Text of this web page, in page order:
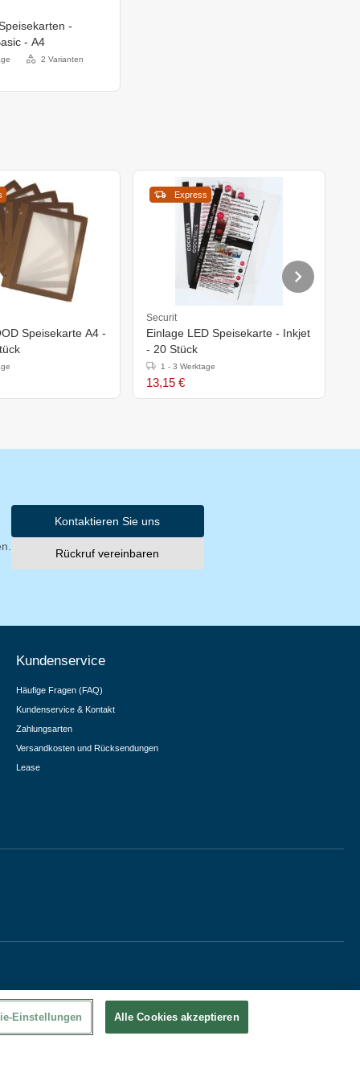
-
- A4
2 Varianten
Speisekarte A4 -
Express
Securit
Einlage LED Speisekarte - Inkjet
- 20 Stück
1 - 3 Werktage
13,15 €
Kontaktieren Sie uns
Rückruf vereinbaren
Kundenservice
Häufige Fragen (FAQ)
Kundenservice & Kontakt
Zahlungsarten
Versandkosten und Rücksendungen
Lease
Einstellungen Alle Cookies akzeptieren